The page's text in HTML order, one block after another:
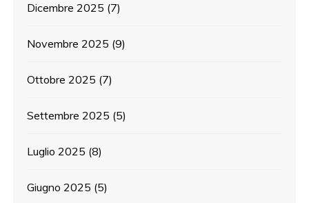
Dicembre 2025 (7)
Novembre 2025 (9)
Ottobre 2025 (7)
Settembre 2025 (5)
Luglio 2025 (8)
Giugno 2025 (5)